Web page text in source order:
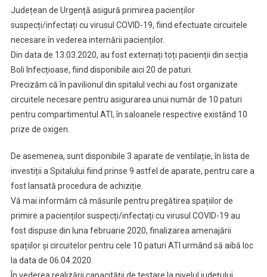
Județean de Urgență asigură primirea pacienților
suspecți/infectați cu virusul COVID-19, fiind efectuate circuitele
necesare în vederea internării pacienților.
Din data de 13.03.2020, au fost externați toți pacienții din secția
Boli Infecțioase, fiind disponibile aici 20 de paturi.
Precizăm că în pavilionul din spitalul vechi au fost organizate
circuitele necesare pentru asigurarea unui număr de 10 paturi
pentru compartimentul ATI, în saloanele respective existând 10
prize de oxigen.
De asemenea, sunt disponibile 3 aparate de ventilație, în lista de
investiții a Spitalului fiind prinse 9 astfel de aparate, pentru care a
fost lansată procedura de achiziție.
Vă mai informăm că măsurile pentru pregătirea spațiilor de
primire a pacienților suspecți/infectați cu virusul COVID-19 au
fost dispuse din luna februarie 2020, finalizarea amenajării
spațiilor și circuitelor pentru cele 10 paturi ATI urmând să aibă loc
la data de 06.04.2020.